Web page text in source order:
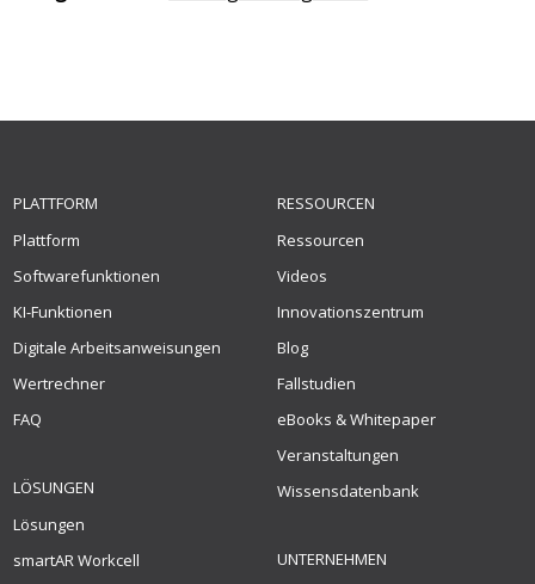
PLATTFORM
Plattform
Softwarefunktionen
KI-Funktionen
Digitale Arbeitsanweisungen
Wertrechner
FAQ
LÖSUNGEN
Lösungen
smartAR Workcell
RESSOURCEN
Ressourcen
Videos
Innovationszentrum
Blog
Fallstudien
eBooks & Whitepaper
Veranstaltungen
Wissensdatenbank
UNTERNEHMEN